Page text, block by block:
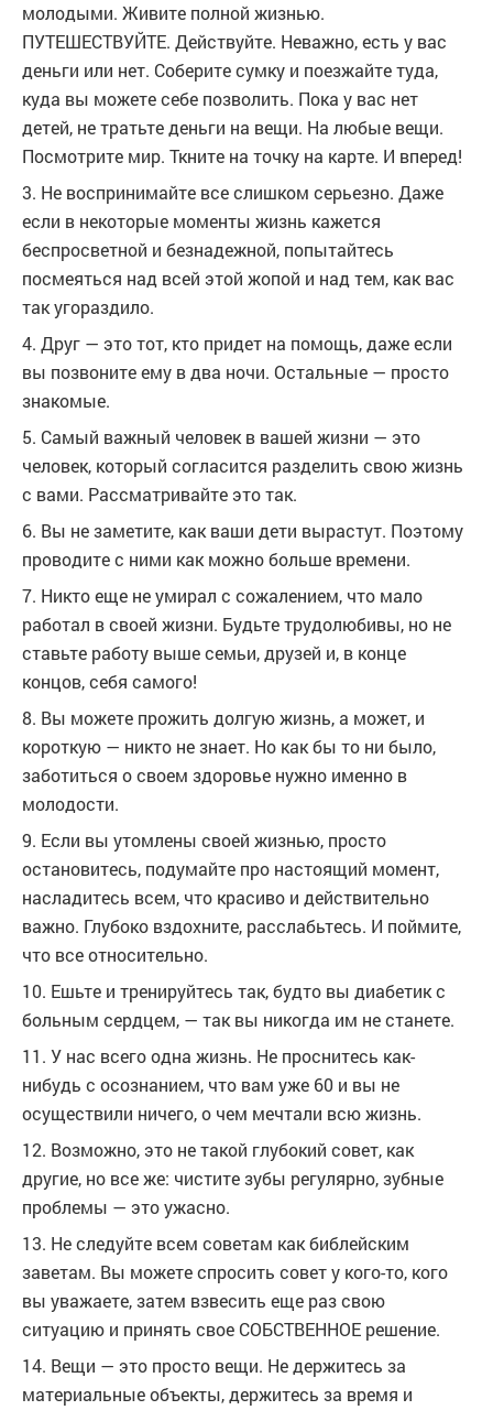
молодыми. Живите полной жизнью.
ПУТЕШЕСТВУЙТЕ. Действуйте. Неважно, есть у вас
деньги или нет. Соберите сумку и поезжайте туда,
куда вы можете себе позволить. Пока у вас нет
детей, не тратьте деньги на вещи. На любые вещи.
Посмотрите мир. Ткните на точку на карте. И вперед!
3. Не воспринимайте все слишком серьезно. Даже
если в некоторые моменты жизнь кажется
беспросветной и безнадежной, попытайтесь
посмеяться над всей этой жопой и над тем, как вас
так угораздило.
4. Друг — это тот, кто придет на помощь, даже если
вы позвоните ему в два ночи. Остальные — просто
знакомые.
5. Самый важный человек в вашей жизни — это
человек, который согласится разделить свою жизнь
с вами. Рассматривайте это так.
6. Вы не заметите, как ваши дети вырастут. Поэтому
проводите с ними как можно больше времени.
7. Никто еще не умирал с сожалением, что мало
работал в своей жизни. Будьте трудолюбивы, но не
ставьте работу выше семьи, друзей и, в конце
концов, себя самого!
8. Вы можете прожить долгую жизнь, а может, и
короткую — никто не знает. Но как бы то ни было,
заботиться о своем здоровье нужно именно в
молодости.
9. Если вы утомлены своей жизнью, просто
остановитесь, подумайте про настоящий момент,
насладитесь всем, что красиво и действительно
важно. Глубоко вздохните, расслабьтесь. И поймите,
что все относительно.
10. Ешьте и тренируйтесь так, будто вы диабетик с
больным сердцем, — так вы никогда им не станете.
11. У нас всего одна жизнь. Не проснитесь как-
нибудь с осознанием, что вам уже 60 и вы не
осуществили ничего, о чем мечтали всю жизнь.
12. Возможно, это не такой глубокий совет, как
другие, но все же: чистите зубы регулярно, зубные
проблемы — это ужасно.
13. Не следуйте всем советам как библейским
заветам. Вы можете спросить совет у кого-то, кого
вы уважаете, затем взвесить еще раз свою
ситуацию и принять свое СОБСТВЕННОЕ решение.
14. Вещи — это просто вещи. Не держитесь за
материальные объекты, держитесь за время и